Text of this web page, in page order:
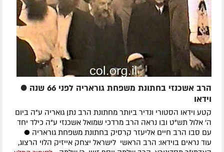
הרב אשכנזי בחתונת משפחת גוראריה לפני 66 שנה ●
וידאו
קטע וידאו הסטורי ונדיר ביותר מחתונת הרב נתן גואריה ע"ה ביום
ה' אלול תש"ט ובו נראה הרב מרדכי שמואל אשכנזי ע"ה כילד יחד
עם סבו הרב חיים אליעזר קרסיק בחתונת משפחת גוראריה ●
עוד נראים בוידאו: הרב הראשי לישראל יצחק אייזיק הלוי הרצוג,